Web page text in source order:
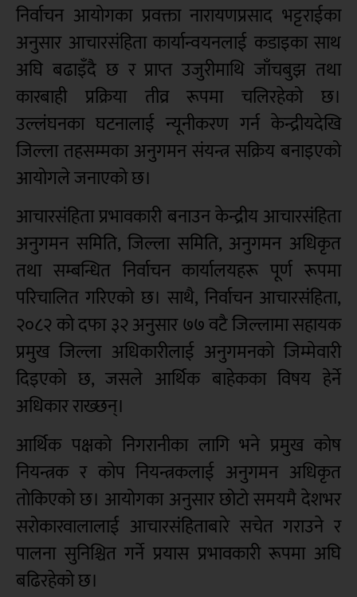
निर्वाचन आयोगका प्रवक्ता नारायणप्रसाद भट्टराईका
अनुसार आचारसंहिता कार्यान्वयनलाई कडाइका साथ
अघि बढाइँदै छ र प्राप्त उजुरीमाथि जाँचबुझ तथा
कारबाही प्रक्रिया तीव्र रूपमा चलिरहेको छ।
उल्लंघनका घटनालाई न्यूनीकरण गर्न केन्द्रीयदेखि
जिल्ला तहसम्मका अनुगमन संयन्त्र सक्रिय बनाइएको
आयोगले जनाएको छ।
आचारसंहिता प्रभावकारी बनाउन केन्द्रीय आचारसंहिता
अनुगमन समिति, जिल्ला समिति, अनुगमन अधिकृत
तथा सम्बन्धित निर्वाचन कार्यालयहरू पूर्ण रूपमा
परिचालित गरिएको छ। साथै, निर्वाचन आचारसंहिता,
२०८२ को दफा ३२ अनुसार ७७ वटै जिल्लामा सहायक
प्रमुख जिल्ला अधिकारीलाई अनुगमनको जिम्मेवारी
दिइएको छ, जसले आर्थिक बाहेकका विषय हेर्ने
अधिकार राख्छन्।
आर्थिक पक्षको निगरानीका लागि भने प्रमुख कोष
नियन्त्रक र कोप नियन्त्रकलाई अनुगमन अधिकृत
तोकिएको छ। आयोगका अनुसार छोटो समयमै देशभर
सरोकारवालालाई आचारसंहिताबारे सचेत गराउने र
पालना सुनिश्चित गर्ने प्रयास प्रभावकारी रूपमा अघि
बढिरहेको छ।